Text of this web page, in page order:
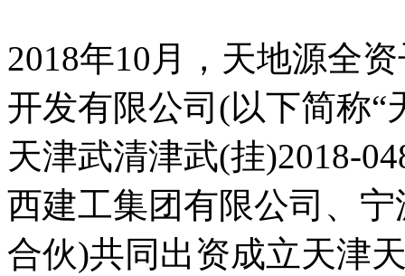
2018年10月，天地源全
开发有限公司(以下简称“
天津武清津武(挂)2018-
西建工集团有限公司、
合伙)共同出资成立天津